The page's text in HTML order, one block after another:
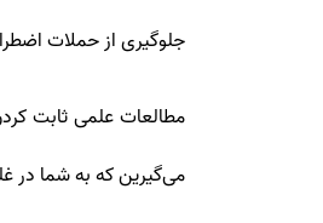
جلوگیری از حملات
مطالعات علمی ثابت
می‌گیرین که به شما در